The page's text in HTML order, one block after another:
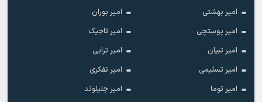
امیر بهشتی
امیر بوران
امیر پوستچی
امیر تاجیک
امیر تبیان
امیر ترابی
امیر تسلیمی
امیر تفکری
امیر توما
امیر جلیلوند